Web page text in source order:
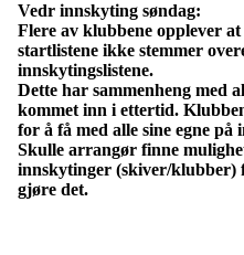
Vedr innskyting søndag:
Flere av klubbene opplever
startlistene ikke stemmer
innskytingslistene.
Dette har sammenheng med
kommet inn i ettertid.
for å få med alle sine egne på
Skulle arrangør finne
innskytinger (skiver/klubber)
gjøre det.